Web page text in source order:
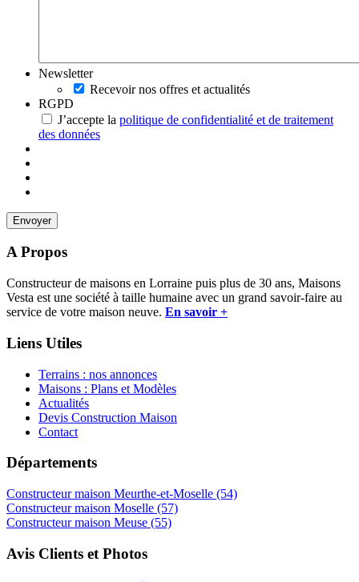
Newsletter
Recevoir nos offres et actualités
RGPD
J’accepte la politique de confidentialité et de traitement
des données
A Propos
Constructeur de maisons en Lorraine puis plus de 30 ans, Maisons
Vesta est une société à taille humaine avec un grand savoir-faire au
service de votre maison neuve. En savoir +
Liens Utiles
Terrains : nos annonces
Maisons : Plans et Modèles
Actualités
Devis Construction Maison
Contact
Départements
Constructeur maison Meurthe-et-Moselle (54)
Constructeur maison Moselle (57)
Constructeur maison Meuse (55)
Avis Clients et Photos